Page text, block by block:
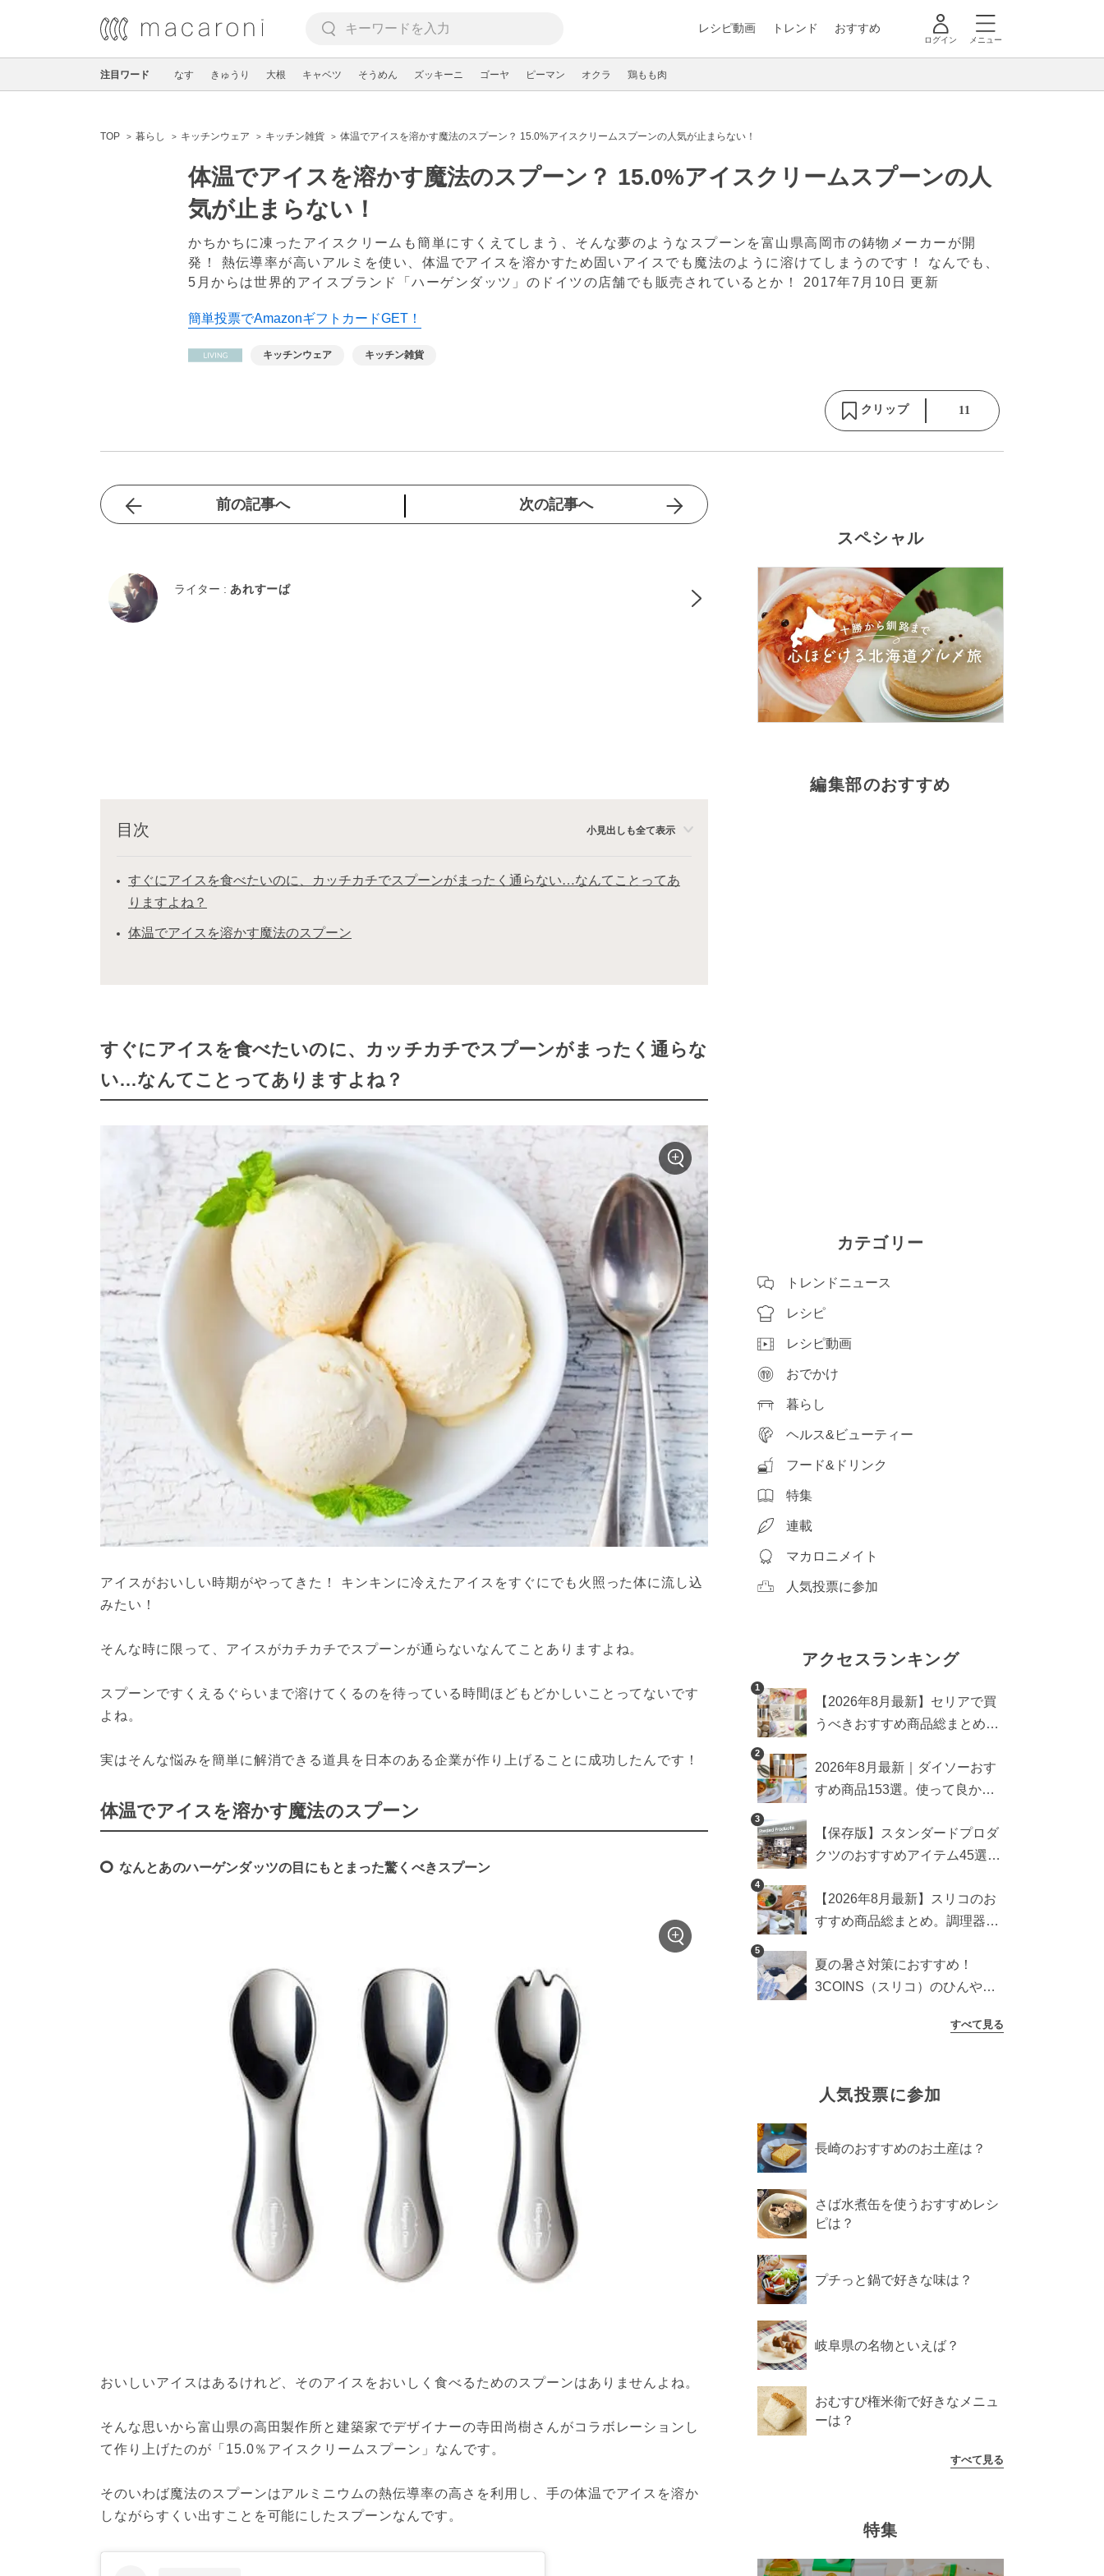
レシピ動画 トレンド おすすめ
ログイン メニュー
注目ワード なす きゅうり 大根 キャベツ そうめん ズッキーニ ゴーヤ ピーマン オクラ 鶏もも肉
TOP 暮らし キッチンウェア キッチン雑貨 体温でアイスを溶かす魔法のスプーン？ 15.0%アイスクリームスプーンの人気が止まらない！
体温でアイスを溶かす魔法のスプーン？ 15.0%アイスクリームスプーンの人
気が止まらない！
かちかちに凍ったアイスクリームも簡単にすくえてしまう、そんな夢のようなスプーンを富山県高岡市の鋳物メーカーが開
発！ 熱伝導率が高いアルミを使い、体温でアイスを溶かすため固いアイスでも魔法のように溶けてしまうのです！ なんでも、
5月からは世界的アイスブランド「ハーゲンダッツ」のドイツの店舗でも販売されているとか！ 2017年7月10日 更新
簡単投票でAmazonギフトカードGET！
キッチンウェア キッチン雑貨
クリップ 11
前の記事へ 次の記事へ
ライター : あれすーぱ
目次 小見出しも全て表示
すぐにアイスを食べたいのに、カッチカチでスプーンがまったく通らない…なんてことってあ
りますよね？
体温でアイスを溶かす魔法のスプーン
すぐにアイスを食べたいのに、カッチカチでスプーンがまったく通らな
い…なんてことってありますよね？
アイスがおいしい時期がやってきた！ キンキンに冷えたアイスをすぐにでも火照った体に流し込
みたい！
そんな時に限って、アイスがカチカチでスプーンが通らないなんてことありますよね。
スプーンですくえるぐらいまで溶けてくるのを待っている時間ほどもどかしいことってないです
よね。
実はそんな悩みを簡単に解消できる道具を日本のある企業が作り上げることに成功したんです！
体温でアイスを溶かす魔法のスプーン
なんとあのハーゲンダッツの目にもとまった驚くべきスプーン
おいしいアイスはあるけれど、そのアイスをおいしく食べるためのスプーンはありませんよね。
そんな思いから富山県の高田製作所と建築家でデザイナーの寺田尚樹さんがコラボレーションし
て作り上げたのが「15.0％アイスクリームスプーン」なんです。
そのいわば魔法のスプーンはアルミニウムの熱伝導率の高さを利用し、手の体温でアイスを溶か
しながらすくい出すことを可能にしたスプーンなんです。
スペシャル
編集部のおすすめ
カテゴリー
トレンドニュース
レシピ
レシピ動画
おでかけ
暮らし
ヘルス&ビューティー
フード&ドリンク
特集
連載
マカロニメイト
人気投票に参加
アクセスランキング
1
【2026年8月最新】セリアで買
うべきおすすめ商品総まとめ。
2
2026年8月最新｜ダイソーおす
すめ商品153選。使って良かっ
3
【保存版】スタンダードプロダ
クツのおすすめアイテム45選。
4
【2026年8月最新】スリコのお
すすめ商品総まとめ。調理器具
5
夏の暑さ対策におすすめ！
3COINS（スリコ）のひんやり
すべて見る
人気投票に参加
長崎のおすすめのお土産は？
さば水煮缶を使うおすすめレシ
ピは？
プチっと鍋で好きな味は？
岐阜県の名物といえば？
おむすび権米衛で好きなメニュ
ーは？
すべて見る
特集